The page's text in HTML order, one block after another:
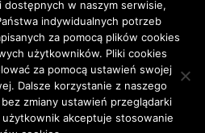
dostępnych w naszym serwisie,
indywidualnych potrzeb
za pomocą plików cookies
użytkowników. Pliki cookies
za pomocą ustawień swojej
Dalsze korzystanie z naszego
zmiany ustawień przeglądarki
akceptuje stosowanie
Deklaracja dostępności
witryny